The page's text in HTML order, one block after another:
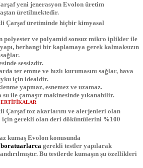
yeni jenerasyon Evolon üretim
üretilmektedir.
Çarşaf üretiminde hiçbir kimyasal
polyester ve polyamid sonsuz mikro iplikler ile
herhangi bir kaplamaya gerek kalmaksızın
sessizdir.
ter emme ve hızlı kurumasını sağlar, hava
için idealdir.
yapmaz, esnemez ve uzamaz.
su ile çamaşır makinesinde yıkanabilir.
Çarşaf toz akarlarını ve alerjenleri olan
için gerekli olan deri döküntülerini %100
kumaş Evolon konusunda
gerekli testler yapılarak
Bu testlerde kumaşın şu özellikleri